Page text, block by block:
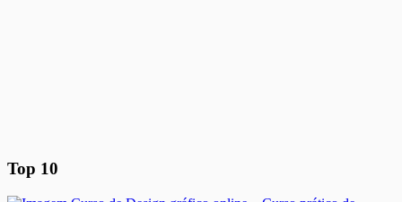
Top 10